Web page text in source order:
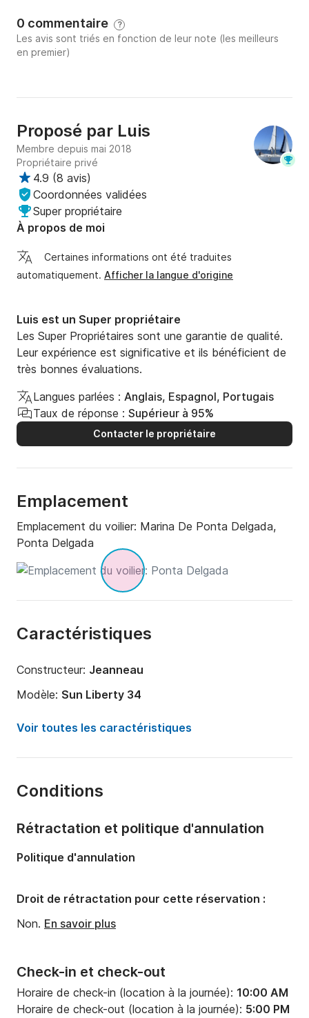
0 commentaire ?
Les avis sont triés en fonction de leur note (les meilleurs
en premier)
Proposé par Luis
Membre depuis mai 2018
Propriétaire privé
4.9 (8 avis)
Coordonnées validées
Super propriétaire
À propos de moi
Certaines informations ont été traduites
automatiquement. Afficher la langue d'origine
Luis est un Super propriétaire
Les Super Propriétaires sont une garantie de qualité.
Leur expérience est significative et ils bénéficient de
très bonnes évaluations.
Langues parlées : Anglais, Espagnol, Portugais
Taux de réponse : Supérieur à 95%
Contacter le propriétaire
Emplacement
Emplacement du voilier: Marina De Ponta Delgada,
Ponta Delgada
Caractéristiques
Constructeur: Jeanneau
Modèle: Sun Liberty 34
Année:
Nombre de salles de bains:
Longueur:
Puissance moteur:16cv
Voir toutes les caractéristiques
Conditions
Check-in et check-out
Horaire de check-in (location à la journée): 10:00 AM
Horaire de check-out (location à la journée): 5:00 PM
Rétractation et politique d'annulation
Politique d'annulation
Droit de rétractation pour cette réservation :
Non. En savoir plus